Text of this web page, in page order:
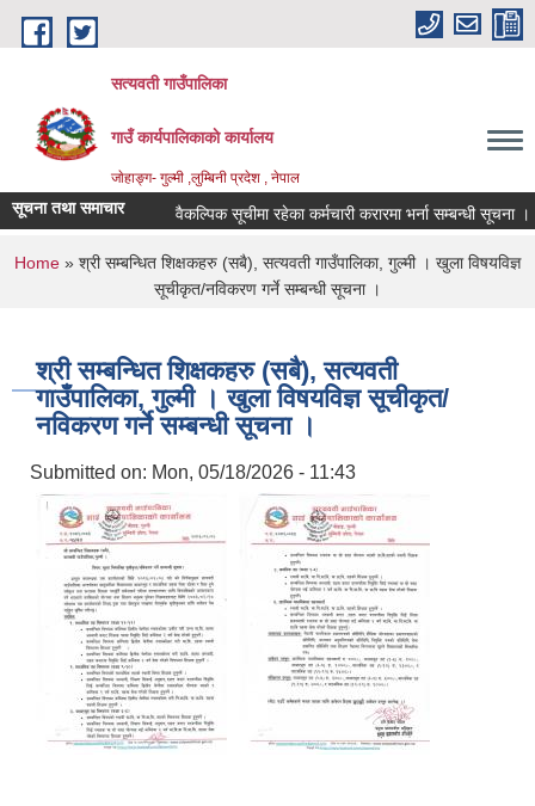
Skip to main content
सत्यवती गाउँपालिका
गाउँ कार्यपालिकाकाे कार्यालय
जाेहाङ्ग- गुल्मी ,लुम्बिनी प्रदेश , नेपाल
सूचना तथा समाचार वैकल्पिक सूचीमा रहेका कर्मचारी करारमा भर्ना सम्बन्धी सूचना ।
You are here
Home » श्री सम्बन्धित शिक्षकहरु (सबै), सत्यवती गाउँपालिका, गुल्मी । खुला विषयविज्ञ
सूचीकृत/नविकरण गर्ने सम्बन्धी सूचना ।
श्री सम्बन्धित शिक्षकहरु (सबै), सत्यवती
गाउँपालिका, गुल्मी । खुला विषयविज्ञ सूचीकृत/
नविकरण गर्ने सम्बन्धी सूचना ।
Submitted on: Mon, 05/18/2026 - 11:43